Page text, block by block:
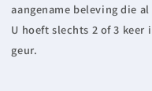
aangename beleving die
U hoeft slechts 2 of 3
geur.